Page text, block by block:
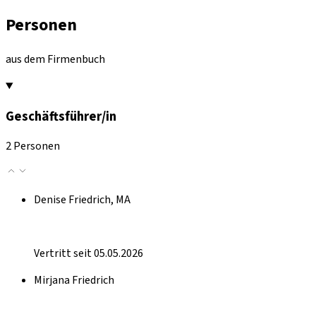
Personen
aus dem Firmenbuch
Geschäftsführer/in
2 Personen
Denise Friedrich, MA
Vertritt seit 05.05.2026
Mirjana Friedrich